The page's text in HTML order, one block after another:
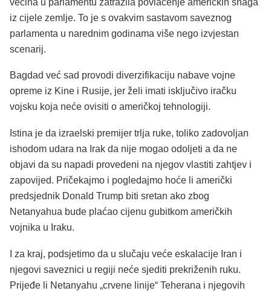
iz cijele zemlje. To je s ovakvim sastavom saveznog
parlamenta u narednim godinama više nego izvjestan
scenarij.
Bagdad već sad provodi diverzifikaciju nabave vojne
opreme iz Kine i Rusije, jer želi imati isključivo iračku
vojsku koja neće ovisiti o američkoj tehnologiji.
Istina je da izraelski premijer trlja ruke, toliko zadovoljan
ishodom udara na Irak da nije mogao odoljeti a da ne
objavi da su napadi provedeni na njegov vlastiti zahtjev i
zapovijed. Pričekajmo i pogledajmo hoće li američki
predsjednik Donald Trump biti sretan ako zbog
Netanyahua bude plaćao cijenu gubitkom američkih
vojnika u Iraku.
I za kraj, podsjetimo da u slučaju veće eskalacije Iran i
njegovi saveznici u regiji neće sjediti prekriženih ruku.
Prijeđe li Netanyahu „crvene linije“ Teherana i njegovih